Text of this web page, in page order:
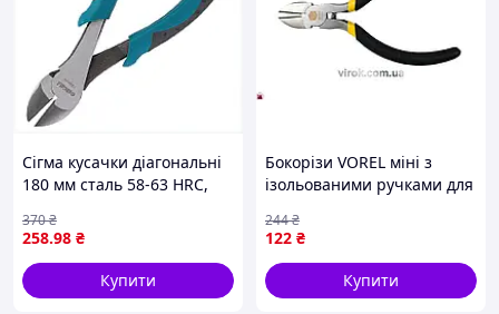
Сігма кусачки діагональні
180 мм сталь 58-63 HRC,
258.98 ₴
370₴
Купити
Бокорізи VOREL міні з
ізольованими ручками для
деталей 110 мм
122 ₴
244₴
Купити